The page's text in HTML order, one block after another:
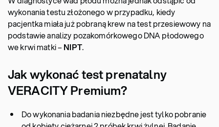
wykonania testu złożonego w przypadku, kiedy
pacjentka miała już pobraną krew na test przesiewowy na
podstawie analizy pozakomórkowego DNA płodowego
we krwi matki – NIPT.
Jak wykonać test prenatalny
VERACITY Premium?
Do wykonania badania niezbędne jest tylko pobranie